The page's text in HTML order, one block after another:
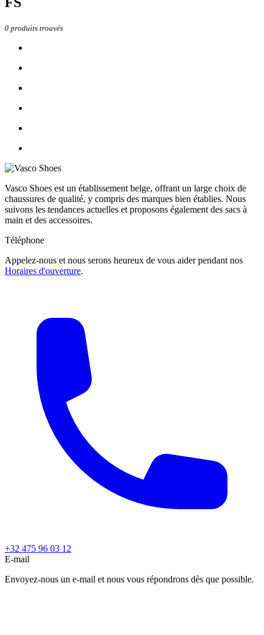
0 produits trouvés
Vasco Shoes est un établissement belge, offrant un large choix de
chaussures de qualité, y compris des marques bien établies. Nous
suivons les tendances actuelles et proposons également des sacs à
main et des accessoires.
Téléphone
Appelez-nous et nous serons heureux de vous aider pendant nos
Horaires d'ouverture.
+32 475 96 03 12
E-mail
Envoyez-nous un e-mail et nous vous répondrons dès que possible.